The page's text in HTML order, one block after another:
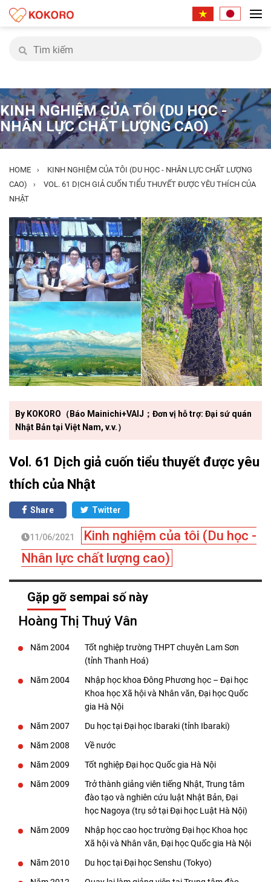
KINH NGHIỆM CỦA TÔI (DU HỌC -
NHÂN LỰC CHẤT LƯỢNG CAO)
HOME ›
KINH NGHIỆM CỦA TÔI (DU HỌC - NHÂN LỰC CHẤT LƯỢNG
CAO)
›
VOL. 61 DỊCH GIẢ CUỐN TIỂU THUYẾT ĐƯỢC YÊU THÍCH CỦA
NHẬT
By KOKORO（Báo Mainichi+VAIJ；Đơn vị hỗ trợ: Đại sứ quán
Nhật Bản tại Việt Nam, v.v.）
Vol. 61 Dịch giả cuốn tiểu thuyết được yêu
thích của Nhật
Share Twitter
11/06/2021
Kinh nghiệm của tôi (Du học -
Nhân lực chất lượng cao)
Gặp gỡ sempai số này
Hoàng Thị Thuý Vân
Năm 2004
Tốt nghiệp trường THPT chuyên Lam Sơn
(tỉnh Thanh Hoá)
Năm 2004
Nhập học khoa Đông Phương học – Đại học
Khoa học Xã hội và Nhân văn, Đại học Quốc
gia Hà Nội
Năm 2007
Du học tại Đại học Ibaraki (tỉnh Ibaraki)
Năm 2008
Về nước
Năm 2009
Tốt nghiệp Đại học Quốc gia Hà Nội
Năm 2009
Trở thành giảng viên tiếng Nhật, Trung tâm
đào tạo và nghiên cứu luật Nhật Bản, Đại
học Nagoya (trụ sở tại Đại học Luật Hà Nội)
Năm 2009
Nhập học cao học trường Đại học Khoa học
Xã hội và Nhân văn, Đại học Quốc gia Hà Nội
Năm 2010
Du học tại Đại học Senshu (Tokyo)